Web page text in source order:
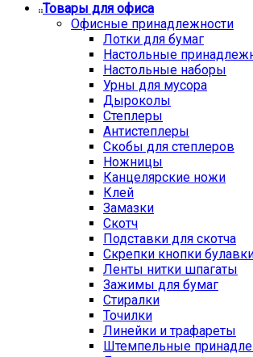
Товары для офиса
Офисные принадлежности
Лотки для бумаг
Настольные
Настольные наборы
Урны для мусора
Дыроколы
Степлеры
Антистеплеры
Скобы для степлеров
Ножницы
Канцелярские ножи
Клей
Замазки
Скотч
Подставки для скотча
Скрепки кнопки
Ленты нитки шпагаты
Зажимы для бумаг
Стиралки
Точилки
Линейки и трафареты
Штемпельные